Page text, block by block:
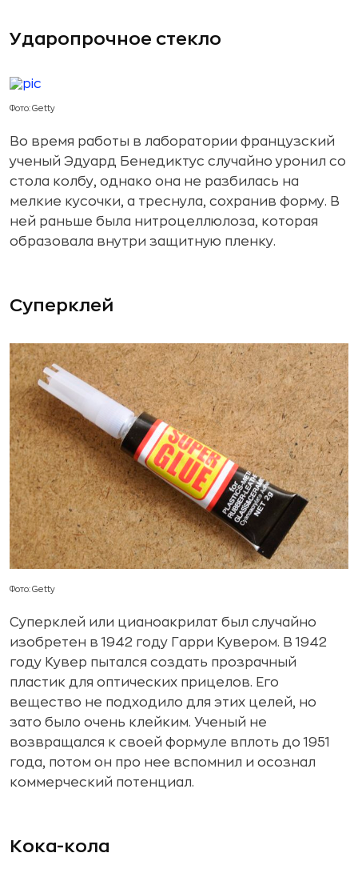
Ударопрочное стекло
Фото: Getty
Во время работы в лаборатории французский
ученый Эдуард Бенедиктус случайно уронил со
стола колбу, однако она не разбилась на
мелкие кусочки, а треснула, сохранив форму. В
ней раньше была нитроцеллюлоза, которая
образовала внутри защитную пленку.
Суперклей
Фото: Getty
Суперклей или цианоакрилат был случайно
изобретен в 1942 году Гарри Кувером. В 1942
году Кувер пытался создать прозрачный
пластик для оптических прицелов. Его
вещество не подходило для этих целей, но
зато было очень клейким. Ученый не
возвращался к своей формуле вплоть до 1951
года, потом он про нее вспомнил и осознал
коммерческий потенциал.
Кока-кола